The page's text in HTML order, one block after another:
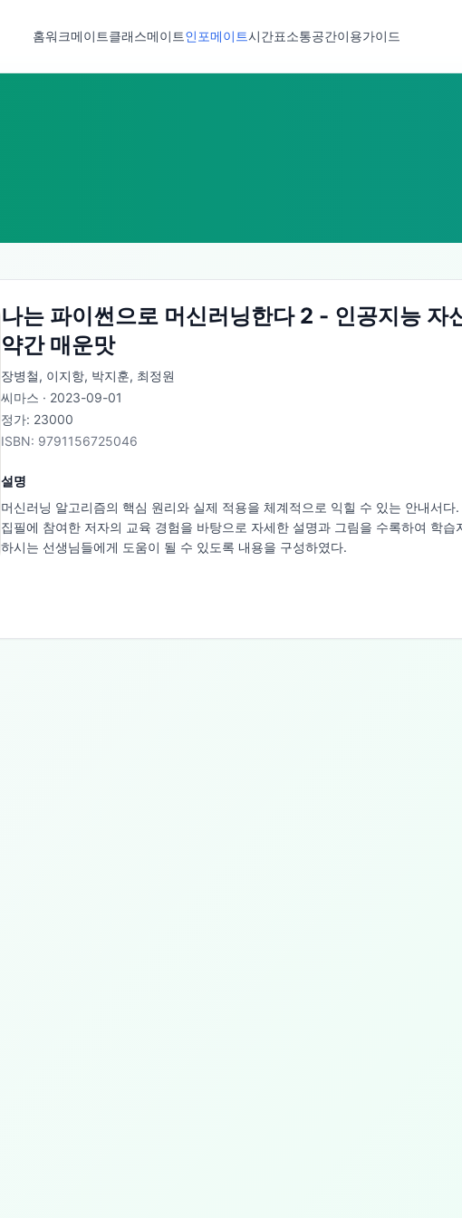
홈워크메이트클래스메이트인포메이트시간표소통공간이용가이드
나는 파이썬으로 머신러닝한다 2 - 인공지능 자
약간 매운맛
장병철, 이지항, 박지훈, 최정원
씨마스 · 2023-09-01
정가: 23000
ISBN: 9791156725046
설명
머신러닝 알고리즘의 핵심 원리와 실제 적용을 체계적으로 익힐 수 있는 안내서
집필에 참여한 저자의 교육 경험을 바탕으로 자세한 설명과 그림을 수록하여 학습
하시는 선생님들에게 도움이 될 수 있도록 내용을 구성하였다.